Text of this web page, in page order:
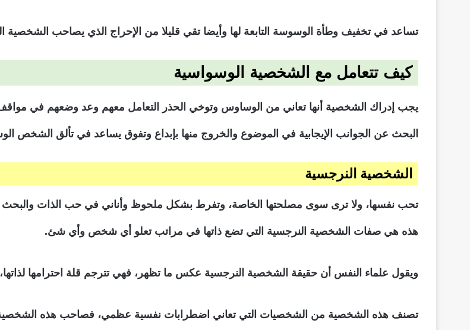
تساعد في تخفيف وطأة الوسوسة التابعة لها وأيضا تقي قليلا من الإحراج الذي يصاحب الشخصية
كيف تتعامل مع الشخصية الوسواسية
يجب إدراك الشخصية أنها تعاني من الوساوس وتوخي الحذر التعامل معهم وعد وضعهم في
البحث عن الجوانب الإيجابية في الموضوع والخروج منها بإبداع وتفوق يساعد في تألق الشخص
الشخصية النرجسية
تحب نفسها، ولا ترى سوى مصلحتها الخاصة، وتفرط بشكل ملحوظ وأناني في حب الذات
هذه هي صفات الشخصية النرجسية التي تضع ذاتها في مراتب تعلو أي شخص وأي شئ.
ويقول علماء النفس أن حقيقة الشخصية النرجسية عكس ما تظهر، فهي تترجم قلة احترامها
تصنف هذه الشخصية من الشخصيات التي تعاني اضطرابات نفسية عظمي، فصاحب هذه الشخصية